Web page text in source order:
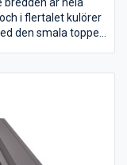
i flertalet kulörer
den smala toppen